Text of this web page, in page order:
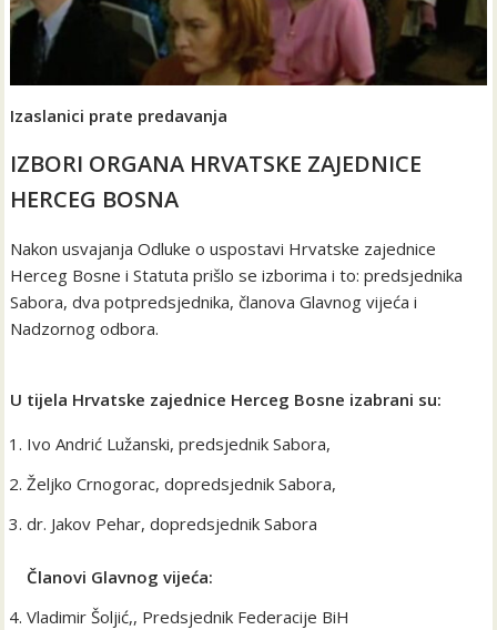
Izaslanici prate predavanja
IZBORI ORGANA HRVATSKE ZAJEDNICE
HERCEG BOSNA
Nakon usvajanja Odluke o uspostavi Hrvatske zajednice
Herceg Bosne i Statuta prišlo se izborima i to: predsjednika
Sabora, dva potpredsjednika, članova Glavnog vijeća i
Nadzornog odbora.
U tijela Hrvatske zajednice Herceg Bosne izabrani su:
Ivo Andrić Lužanski, predsjednik Sabora,
Željko Crnogorac, dopredsjednik Sabora,
dr. Jakov Pehar, dopredsjednik Sabora
Članovi Glavnog vijeća:
Vladimir Šoljić,, Predsjednik Federacije BiH